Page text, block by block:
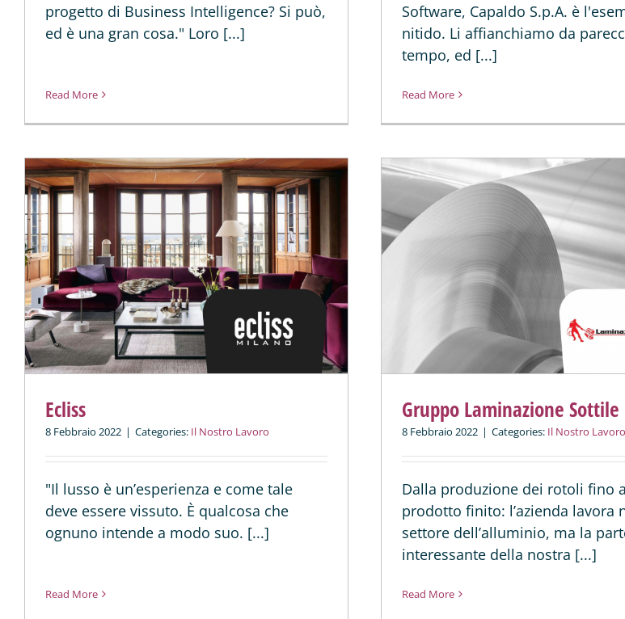
progetto di Business Intelligence? Si può,
ed è una gran cosa." Loro [...]
Read More
Software, Capaldo S.p.A. è
nitido. Li affianchiamo da
tempo, ed [...]
Read More
Ecliss
8 Febbraio 2022 | Categories: Il Nostro Lavoro
"Il lusso è un’esperienza e come tale
deve essere vissuto. È qualcosa che
ognuno intende a modo suo. [...]
Read More
Gruppo Laminazione Sottile
8 Febbraio 2022 | Categories: Il Nostro Lavoro
Dalla produzione dei rotoli fino
prodotto finito: l’azienda lavora
settore dell’alluminio, ma la
interessante della nostra [...]
Read More